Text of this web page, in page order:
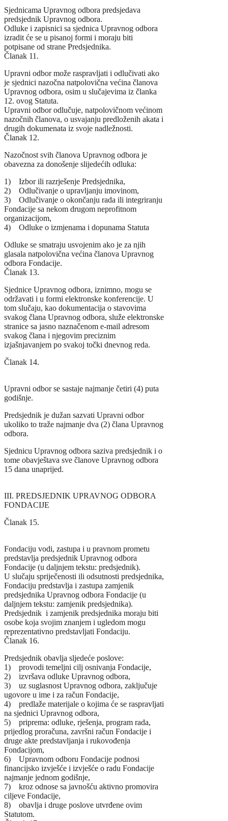
Sjednicama Upravnog odbora predsjedava
predsjednik Upravnog odbora.
Odluke i zapisnici sa sjednica Upravnog odbora
izradit će se u pisanoj formi i moraju biti
potpisane od strane Predsjednika.
Članak 11.
Upravni odbor može raspravljati i odlučivati ako
je sjednici nazočna natpolovična većina članova
Upravnog odbora, osim u slučajevima iz članka
12. ovog Statuta.
Upravni odbor odlučuje, natpolovičnom većinom
nazočnih članova, o usvajanju predloženih akata i
drugih dokumenata iz svoje nadležnosti.
Članak 12.
Nazočnost svih članova Upravnog odbora je
obavezna za donošenje slijedećih odluka:
1) Izbor ili razrješenje Predsjednika,
2) Odlučivanje o upravljanju imovinom,
3) Odlučivanje o okončanju rada ili integriranju
Fondacije sa nekom drugom neprofitnom
organizacijom,
4) Odluke o izmjenama i dopunama Statuta
Odluke se smatraju usvojenim ako je za njih
glasala natpolovična većina članova Upravnog
odbora Fondacije.
Članak 13.
Sjednice Upravnog odbora, iznimno, mogu se
održavati i u formi elektronske konferencije. U
tom slučaju, kao dokumentacija o stavovima
svakog člana Upravnog odbora, služe elektronske
stranice sa jasno naznačenom e-mail adresom
svakog člana i njegovim preciznim
izjašnjavanjem po svakoj točki dnevnog reda.
Članak 14.
Upravni odbor se sastaje najmanje četiri (4) puta
godišnje.
Predsjednik je dužan sazvati Upravni odbor
ukoliko to traže najmanje dva (2) člana Upravnog
odbora.
Sjednicu Upravnog odbora saziva predsjednik i o
tome obavještava sve članove Upravnog odbora
15 dana unaprijed.
III. PREDSJEDNIK UPRAVNOG ODBORA
FONDACIJE
Članak 15.
Fondaciju vodi, zastupa i u pravnom prometu
predstavlja predsjednik Upravnog odbora
Fondacije (u daljnjem tekstu: predsjednik).
U slučaju spriječenosti ili odsutnosti predsjednika,
Fondaciju predstavlja i zastupa zamjenik
predsjednika Upravnog odbora Fondacije (u
daljnjem tekstu: zamjenik predsjednika).
Predsjednik i zamjenik predsjednika moraju biti
osobe koja svojim znanjem i ugledom mogu
reprezentativno predstavljati Fondaciju.
Članak 16.
Predsjednik obavlja sljedeće poslove:
1) provodi temeljni cilj osnivanja Fondacije,
2) izvršava odluke Upravnog odbora,
3) uz suglasnost Upravnog odbora, zaključuje
ugovore u ime i za račun Fondacije,
4) predlaže materijale o kojima će se raspravljati
na sjednici Upravnog odbora,
5) priprema: odluke, rješenja, program rada,
prijedlog proračuna, završni račun Fondacije i
druge akte predstavljanja i rukovođenja
Fondacijom,
6) Upravnom odboru Fondacije podnosi
financijsko izvješće i izvješće o radu Fondacije
najmanje jednom godišnje,
7) kroz odnose sa javnošću aktivno promovira
ciljeve Fondacije,
8) obavlja i druge poslove utvrđene ovim
Statutom.